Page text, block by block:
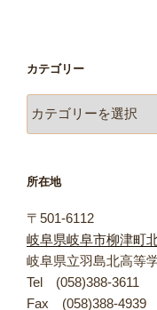
カテゴリー
テ
ー
所在地
〒501-6112
岐阜県岐阜市柳津町
岐阜県立羽島北高等
Tel (058)388-3611
Fax (058)388-4939